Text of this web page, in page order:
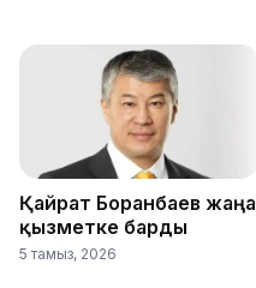
Қайрат Боранбаев жаңа
қызметке барды
5 тамыз, 2026